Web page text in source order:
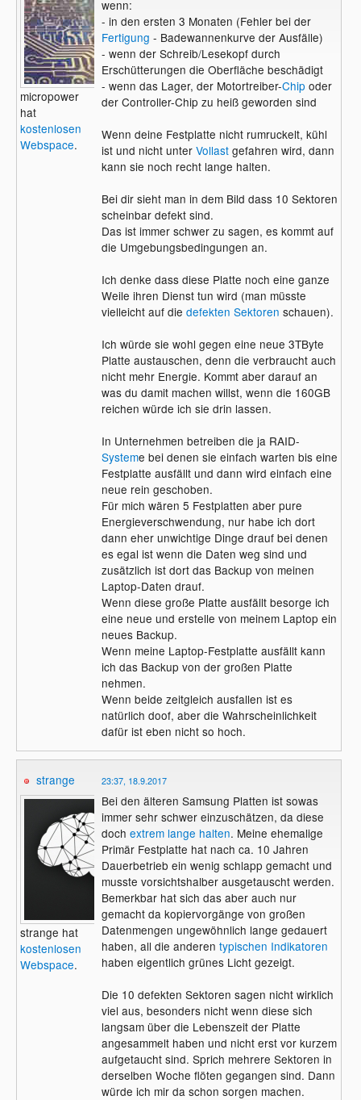
micropower
hat
kostenlosen
Webspace.
wenn:
- in den ersten 3 Monaten (Fehler bei der
Fertigung - Badewannenkurve der Ausfälle)
- wenn der Schreib/Lesekopf durch
Erschütterungen die Oberfläche beschädigt
- wenn das Lager, der Motortreiber-Chip oder
der Controller-Chip zu heiß geworden sind
Wenn deine Festplatte nicht rumruckelt, kühl
ist und nicht unter Vollastgefahren wird, dann
kann sie noch recht lange halten.
Bei dir sieht man in dem Bild dass 10 Sektoren
scheinbar defekt sind.
Das ist immer schwer zu sagen, es kommt auf
die Umgebungsbedingungen an.
Ich denke dass diese Platte noch eine ganze
Weile ihren Dienst tun wird (man müsste
vielleicht auf die defekten Sektoren schauen).
Ich würde sie wohl gegen eine neue 3TByte
Platte austauschen, denn die verbraucht auch
nicht mehr Energie. Kommt aber darauf an
was du damit machen willst, wenn die 160GB
reichen würde ich sie drin lassen.
In Unternehmen betreiben die ja RAID-
Systeme bei denen sie einfach warten bis eine
Festplatte ausfällt und dann wird einfach eine
neue rein geschoben.
Für mich wären 5 Festplatten aber pure
Energieverschwendung, nur habe ich dort
dann eher unwichtige Dinge drauf bei denen
es egal ist wenn die Daten weg sind und
zusätzlich ist dort das Backup von meinen
Laptop-Daten drauf.
Wenn diese große Platte ausfällt besorge ich
eine neue und erstelle von meinem Laptop ein
neues Backup.
Wenn meine Laptop-Festplatte ausfällt kann
ich das Backup von der großen Platte
nehmen.
Wenn beide zeitgleich ausfallen ist es
natürlich doof, aber die Wahrscheinlichkeit
dafür ist eben nicht so hoch.
strange
strange hat
kostenlosen
Webspace.
23:37, 18.9.2017
Bei den älteren Samsung Platten ist sowas
immer sehr schwer einzuschätzen, da diese
doch extrem lange halten. Meine ehemalige
Primär Festplatte hat nach ca. 10 Jahren
Dauerbetrieb ein wenig schlapp gemacht und
musste vorsichtshalber ausgetauscht werden.
Bemerkbar hat sich das aber auch nur
gemacht da kopiervorgänge von großen
Datenmengen ungewöhnlich lange gedauert
haben, all die anderen typischen Indikatoren
haben eigentlich grünes Licht gezeigt.
Die 10 defekten Sektoren sagen nicht wirklich
viel aus, besonders nicht wenn diese sich
langsam über die Lebenszeit der Platte
angesammelt haben und nicht erst vor kurzem
aufgetaucht sind. Sprich mehrere Sektoren in
derselben Woche flöten gegangen sind. Dann
würde ich mir da schon sorgen machen.